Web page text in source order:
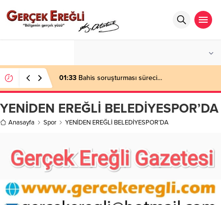
01:33 Bahis soruşturması süreci…
YENİDEN EREĞLİ BELEDİYESPOR’DA
Anasayfa Spor YENİDEN EREĞLİ BELEDİYESPOR’DA